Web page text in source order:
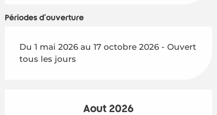
Périodes d'ouverture
Du 1 mai 2026 au 17 octobre 2026 - Ouvert
tous les jours
Août 2026